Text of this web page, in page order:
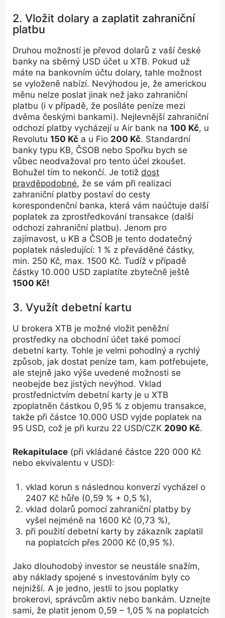
2. Vložit dolary a zaplatit zahraniční
platbu
Druhou možností je převod dolarů z vaší české
banky na sběrný USD účet u XTB. Pokud už
máte na bankovním účtu dolary, tahle možnost
se vyloženě nabízí. Nevýhodou je, že americkou
měnu nelze poslat jinak než jako zahraniční
platbu (i v případě, že posíláte peníze mezi
dvěma českými bankami). Nejlevnější zahraniční
odchozí platby vycházejí u Air bank na 100 Kč, u
Revolutu 150 Kč a u Fio 200 Kč. Standardní
banky typu KB, ČSOB nebo Spořku bych se
vůbec neodvažoval pro tento účel zkoušet.
Bohužel tím to nekončí. Je totiž dost
pravděpodobné, že se vám při realizaci
zahraniční platby postaví do cesty
korespondenční banka, která vám naúčtuje další
poplatek za zprostředkování transakce (další
odchozí zahraniční platbu). Jenom pro
zajímavost, u KB a ČSOB je tento dodatečný
poplatek následující: 1 % z převáděné částky,
min. 250 Kč, max. 1500 Kč. Tudíž v případě
částky 10.000 USD zaplatíte zbytečně ještě
1500 Kč!
3. Využít debetní kartu
U brokera XTB je možné vložit peněžní
prostředky na obchodní účet také pomocí
debetní karty. Tohle je velmi pohodlný a rychlý
způsob, jak dostat peníze tam, kam potřebujete,
ale stejně jako výše uvedené možnosti se
neobejde bez jistých nevýhod. Vklad
prostřednictvím debetní karty je u XTB
zpoplatněn částkou 0,95 % z objemu transakce,
takže při částce 10.000 USD vyjde poplatek na
95 USD, což je při kurzu 22 USD/CZK 2090 Kč.
Rekapitulace (při vkládané částce 220 000 Kč
nebo ekvivalentu v USD):
vklad korun s následnou konverzí vycházel o
2407 Kč hůře (0,59 % + 0,5 %),
vklad dolarů pomocí zahraniční platby by
vyšel nejméně na 1600 Kč (0,73 %),
při použití debetní karty by zákazník zaplatil
na poplatcích přes 2000 Kč (0,95 %).
Jako dlouhodobý investor se neustále snažím,
aby náklady spojené s investováním byly co
nejnižší. A je jedno, jestli to jsou poplatky
brokerovi, správcům aktiv nebo bankám. Uznejte
sami, že platit jenom 0,59 – 1,05 % na poplatcích